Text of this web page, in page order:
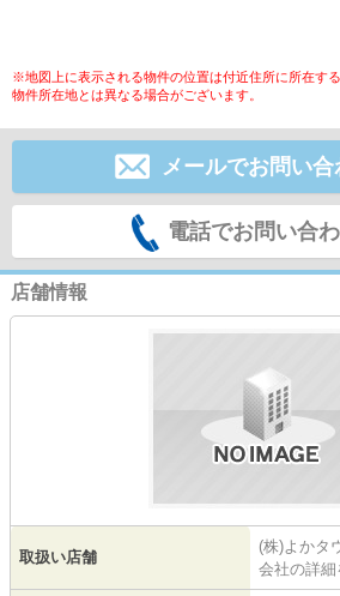
※地図上に表示される物件の位置は付近住所に所在す
物件所在地とは異なる場合がございます。
メールでお問い合
電話でお問い合
店舗情報
取扱い店舗
(株)よか
会社の詳細